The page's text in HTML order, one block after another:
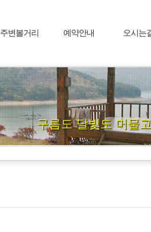
주변볼거리 예약안내 오시는
구름도 달빛도 머물